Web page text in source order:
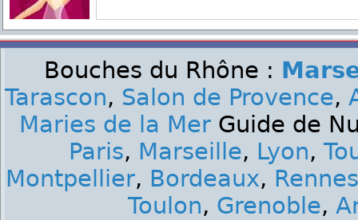
Bouches du Rhône :
Tarascon, Salon de Provence,
Maries de la MerGuide de
Paris, Marseille, Lyon,
Montpellier, Bordeaux, Rennes
Toulon, Grenoble,